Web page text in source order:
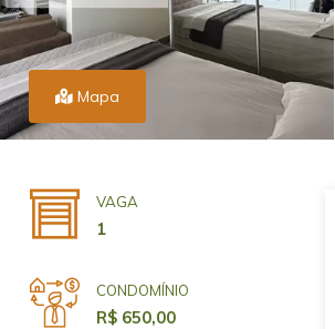
Mapa
VAGA
1
CONDOMÍNIO
R$ 650,00